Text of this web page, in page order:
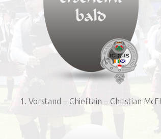
1. Vorstand – Chieftain – Christian McEL